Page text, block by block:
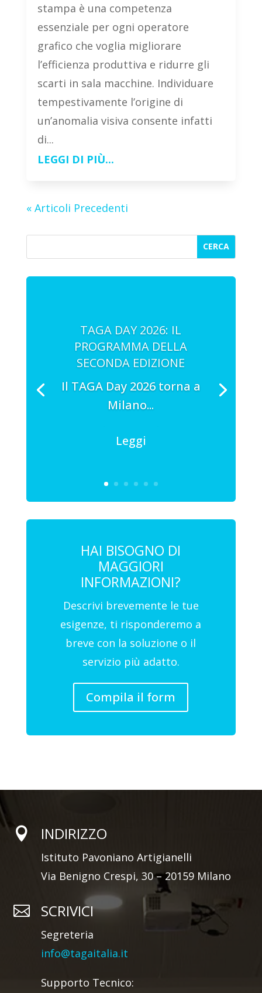
stampa è una competenza
essenziale per ogni operatore
grafico che voglia migliorare
l’efficienza produttiva e ridurre gli
scarti in sala macchine. Individuare
tempestivamente l’origine di
un’anomalia visiva consente infatti
di...
LEGGI DI PIÙ...
« Articoli Precedenti
TAGA DAY 2026: IL
PROGRAMMA DELLA
SECONDA EDIZIONE
Il TAGA Day 2026 torna a
Milano...
Leggi
HAI BISOGNO DI
MAGGIORI
INFORMAZIONI?
Descrivi brevemente le tue
esigenze, ti risponderemo a
breve con la soluzione o il
servizio più adatto.
Compila il form
 INDIRIZZO
Istituto Pavoniano Artigianelli
Via Benigno Crespi, 30 – 20159 Milano
 SCRIVICI
Segreteria
info@tagaitalia.it
Supporto Tecnico: